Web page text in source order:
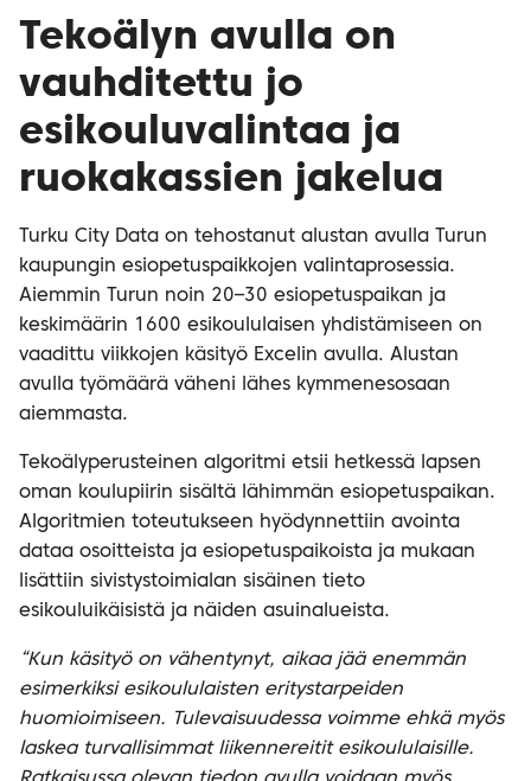
Tekoälyn avulla on
vauhditettu jo
esikouluvalintaa ja
ruokakassien jakelua
Turku City Data on tehostanut alustan avulla Turun
kaupungin esiopetuspaikkojen valintaprosessia.
Aiemmin Turun noin 20–30 esiopetuspaikan ja
keskimäärin 1600 esikoululaisen yhdistämiseen on
vaadittu viikkojen käsityö Excelin avulla. Alustan
avulla työmäärä väheni lähes kymmenesosaan
aiemmasta.
Tekoälyperusteinen algoritmi etsii hetkessä lapsen
oman koulupiirin sisältä lähimmän esiopetuspaikan.
Algoritmien toteutukseen hyödynnettiin avointa
dataa osoitteista ja esiopetuspaikoista ja mukaan
lisättiin sivistystoimialan sisäinen tieto
esikouluikäisistä ja näiden asuinalueista.
“Kun käsityö on vähentynyt, aikaa jää enemmän
esimerkiksi esikoululaisten eritystarpeiden
huomioimiseen. Tulevaisuudessa voimme ehkä myös
laskea turvallisimmat liikennereitit esikoululaisille.